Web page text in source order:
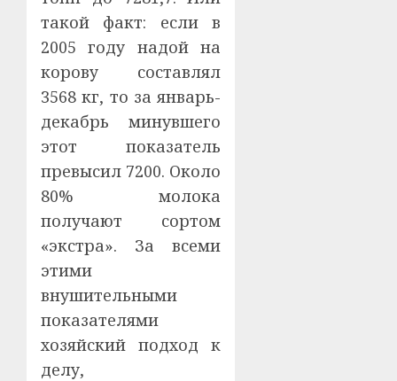
такой факт: если в
2005 году надой на
корову составлял
3568 кг, то за январь-
декабрь минувшего
этот показатель
превысил 7200. Около
80% молока
получают сортом
«экстра». За всеми
этими
внушительными
показателями
хозяйский подход к
делу,